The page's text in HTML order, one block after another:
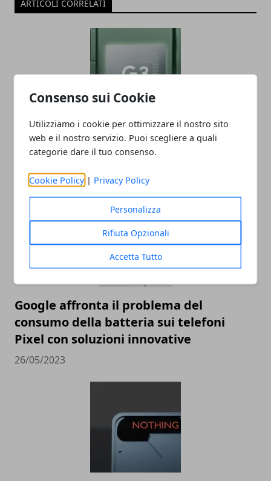
Consenso sui Cookie
Utilizziamo i cookie per ottimizzare il nostro sito
web e il nostro servizio. Puoi scegliere a quali
categorie dare il tuo consenso.
Cookie Policy | Privacy Policy
Personalizza
Rifiuta Opzionali
Accetta Tutto
ARTICOLI CORRELATI
Ricche anticipazioni sul Tensor G3 di
Pixel 8
05/06/2023
Google affronta il problema del
consumo della batteria sui telefoni
Pixel con soluzioni innovative
26/05/2023